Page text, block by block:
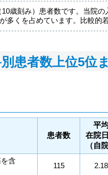
歳刻み）患者数です。当院
くを占めています。比較的
患者数上位5位ま
患者数
平
在院
（自
含
115 2.18